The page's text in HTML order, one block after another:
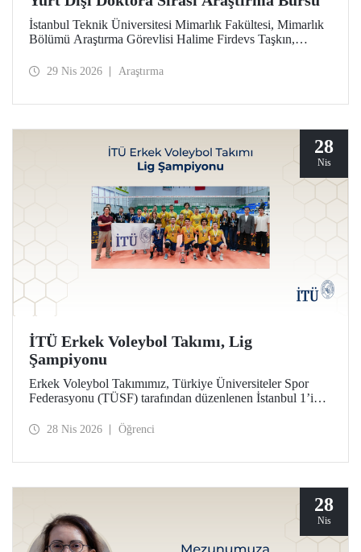
İstanbul Teknik Üniversitesi Mimarlık Fakültesi, Mimarlık
Bölümü Araştırma Görevlisi Halime Firdevs Taşkın,
Bursu kapsamında desteklenmeye hak kazandı.
29 Nis 2026 Araştırma
28
Nis
İTÜ Erkek Voleybol Takımı, Lig
Şampiyonu
Erkek Voleybol Takımımız, Türkiye Üniversiteler Spor
Federasyonu (TÜSF) tarafından düzenlenen İstanbul 1’inci
28 Nis 2026 Öğrenci
28
Nis